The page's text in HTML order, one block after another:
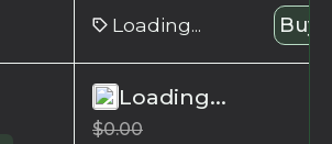
Loading... Buy
Loading...
$0.00